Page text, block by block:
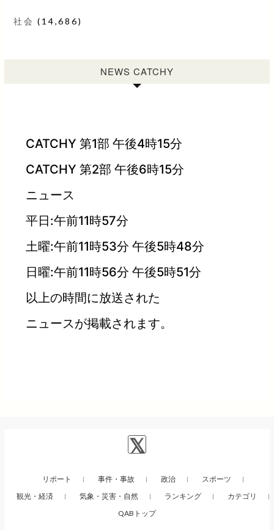
社会 (14,686)
NEWS CATCHY
CATCHY 第1部 午後4時15分
CATCHY 第2部 午後6時15分
ニュース
平日:午前11時57分
土曜:午前11時53分 午後5時48分
日曜:午前11時56分 午後5時51分
以上の時間に放送された
ニュースが掲載されます。
リポート 事件・事故 政治
スポーツ
観光・経済
気象・災害・自然 ランキング
カテゴリ
QABトップ